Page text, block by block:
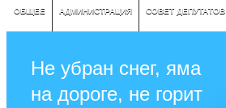
ОБЩЕЕ АДМИНИСТРАЦИЯ СОВЕТ ДЕПУТАТОВ
Не убран снег, яма
на дороге, не горит